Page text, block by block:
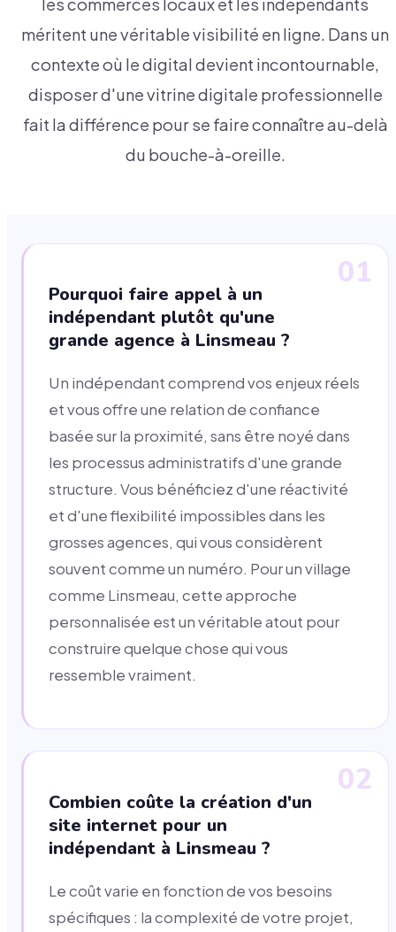
les commerces locaux et les indépendants
méritent une véritable visibilité en ligne. Dans un
contexte où le digital devient incontournable,
disposer d'une vitrine digitale professionnelle
fait la différence pour se faire connaître au-delà
du bouche-à-oreille.
01
Pourquoi faire appel à un
indépendant plutôt qu'une
grande agence à Linsmeau ?
Un indépendant comprend vos enjeux réels
et vous offre une relation de confiance
basée sur la proximité, sans être noyé dans
les processus administratifs d'une grande
structure. Vous bénéficiez d'une réactivité
et d'une flexibilité impossibles dans les
grosses agences, qui vous considèrent
souvent comme un numéro. Pour un village
comme Linsmeau, cette approche
personnalisée est un véritable atout pour
construire quelque chose qui vous
ressemble vraiment.
02
Combien coûte la création d'un
site internet pour un
indépendant à Linsmeau ?
Le coût varie en fonction de vos besoins
spécifiques : la complexité de votre projet,